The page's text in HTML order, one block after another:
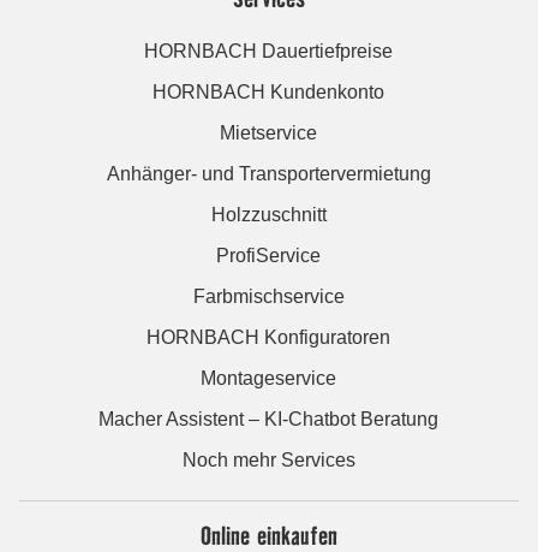
HORNBACH Dauertiefpreise
HORNBACH Kundenkonto
Mietservice
Anhänger- und Transportervermietung
Holzzuschnitt
ProfiService
Farbmischservice
HORNBACH Konfiguratoren
Montageservice
Macher Assistent – KI-Chatbot Beratung
Noch mehr Services
Online einkaufen